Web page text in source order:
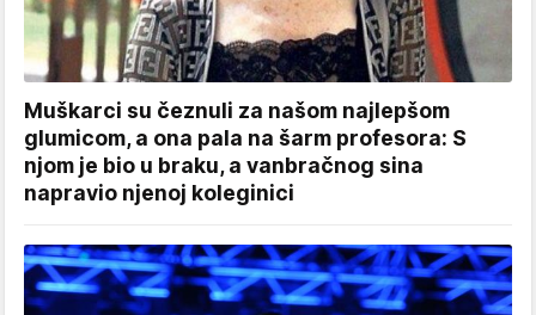
Muškarci su čeznuli za našom najlepšom
glumicom, a ona pala na šarm profesora: S
njom je bio u braku, a vanbračnog sina
napravio njenoj koleginici